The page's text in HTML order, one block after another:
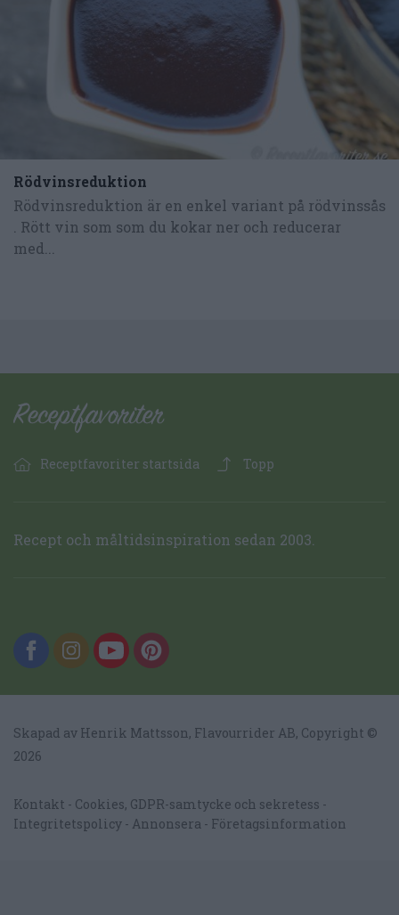
Rödvinsreduktion
Rödvinsreduktion är en enkel variant på rödvinssås
. Rött vin som som du kokar ner och reducerar
med...
Receptfavoriter startsida Topp
Recept och måltidsinspiration sedan 2003.
Skapad av Henrik Mattsson, Flavourrider AB, Copyright ©
2026
Kontakt
Cookies, GDPR-samtycke och sekretess
Integritetspolicy
Annonsera Företagsinformation